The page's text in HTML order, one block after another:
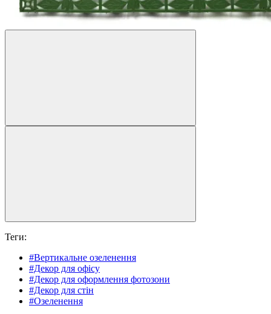
Теги:
#Вертикальне озеленення
#Декор для офісу
#Декор для оформлення фотозони
#Декор для стін
#Озеленення